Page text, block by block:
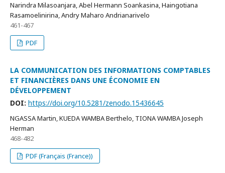
Narindra Milasoanjara, Abel Hermann Soankasina, Haingotiana
Rasamoelinirina, Andry Maharo Andrianarivelo
461-467
PDF
LA COMMUNICATION DES INFORMATIONS COMPTABLES
ET FINANCIÈRES DANS UNE ÉCONOMIE EN
DÉVELOPPEMENT
DOI: https://doi.org/10.5281/zenodo.15436645
NGASSA Martin, KUEDA WAMBA Berthelo, TIONA WAMBA Joseph
Herman
468-482
PDF (Français (France))